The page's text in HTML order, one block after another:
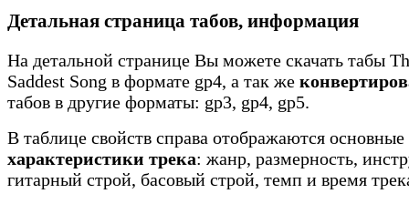
Детальная страница табов, информация
На детальной странице Вы можете скачать табы
Saddest Song в формате gp4, а так же
табов в другие форматы: gp3, gp4, gp5.
В таблице свойств справа отображаются основные
характеристики трека: жанр, размерность,
гитарный строй, басовый строй, темп и время